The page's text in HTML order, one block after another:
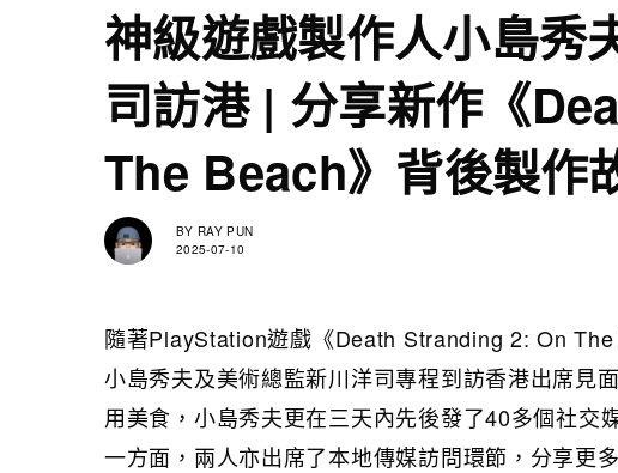
神級遊戲製作人小島秀
司訪港 | 分享新作《
The Beach》背後製作
BY RAY PUN
2025-07-10
隨著PlayStation遊戲《Death Stranding 2: On
小島秀夫及美術總監新川洋司專程到訪香港出席見
用美食，小島秀夫更在三天內先後發了40多個社交
一方面，兩人亦出席了本地傳媒訪問環節，分享更